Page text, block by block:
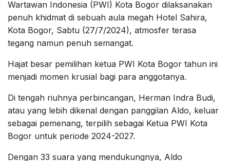
Wartawan Indonesia (PWI) Kota Bogor dilaksanakan
penuh khidmat di sebuah aula megah Hotel Sahira,
Kota Bogor, Sabtu (27/7/2024), atmosfer terasa
tegang namun penuh semangat.
Hajat besar pemilihan ketua PWI Kota Bogor tahun ini
menjadi momen krusial bagi para anggotanya.
Di tengah riuhnya perbincangan, Herman Indra Budi,
atau yang lebih dikenal dengan panggilan Aldo, keluar
sebagai pemenang, terpilih sebagai Ketua PWI Kota
Bogor untuk periode 2024-2027.
Dengan 33 suara yang mendukungnya, Aldo